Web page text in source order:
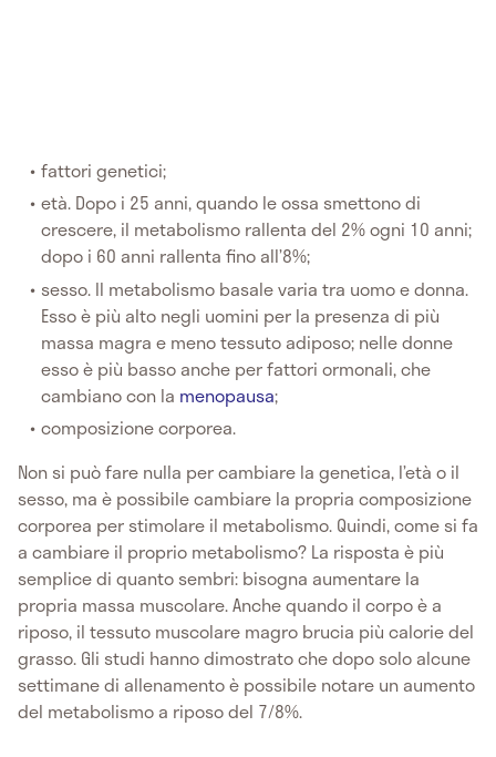
fattori genetici;
età. Dopo i 25 anni, quando le ossa smettono di
crescere, il metabolismo rallenta del 2% ogni 10 anni;
dopo i 60 anni rallenta fino all’8%;
sesso. Il metabolismo basale varia tra uomo e donna.
Esso è più alto negli uomini per la presenza di più
massa magra e meno tessuto adiposo; nelle donne
esso è più basso anche per fattori ormonali, che
cambiano con la menopausa;
composizione corporea.
Non si può fare nulla per cambiare la genetica, l’età o il
sesso, ma è possibile cambiare la propria composizione
corporea per stimolare il metabolismo. Quindi, come si fa
a cambiare il proprio metabolismo? La risposta è più
semplice di quanto sembri: bisogna aumentare la
propria massa muscolare. Anche quando il corpo è a
riposo, il tessuto muscolare magro brucia più calorie del
grasso. Gli studi hanno dimostrato che dopo solo alcune
settimane di allenamento è possibile notare un aumento
del metabolismo a riposo del 7/8%.